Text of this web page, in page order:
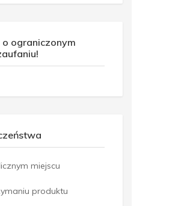
o ograniczonym
miejscu
produktu